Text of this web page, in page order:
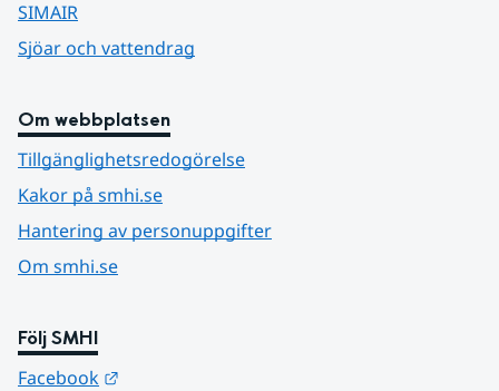
SIMAIR
Sjöar och vattendrag
Om webbplatsen
Tillgänglighetsredogörelse
Kakor på smhi.se
Hantering av personuppgifter
Om smhi.se
Följ SMHI
Facebook